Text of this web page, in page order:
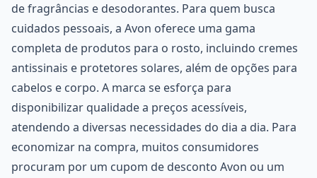
de fragrâncias e desodorantes. Para quem busca
cuidados pessoais, a Avon oferece uma gama
completa de produtos para o rosto, incluindo cremes
antissinais e protetores solares, além de opções para
cabelos e corpo. A marca se esforça para
disponibilizar qualidade a preços acessíveis,
atendendo a diversas necessidades do dia a dia. Para
economizar na compra, muitos consumidores
procuram por um cupom de desconto Avon ou um